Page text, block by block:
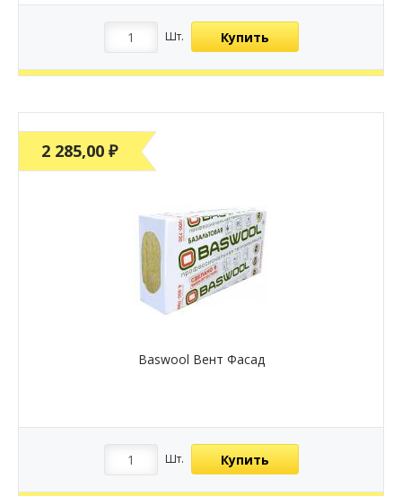
Шт. Купить
2 285,00 ₽
Baswool Вент Фасад
Шт. Купить